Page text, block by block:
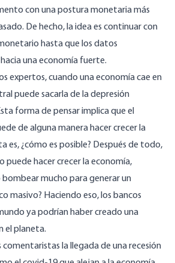
con una postura monetaria más
De hecho, la idea es continuar con
hasta que los datos
una economía fuerte.
expertos, cuando una economía cae en
puede sacarla de la depresión
forma de pensar implica que el
de alguna manera hacer crecer la
es, ¿cómo es posible? Después de todo,
puede hacer crecer la economía,
mucho para generar un
masivo? Haciendo eso, los bancos
ya podrían haber creado una
el planeta.
comentaristas la llegada de una recesión